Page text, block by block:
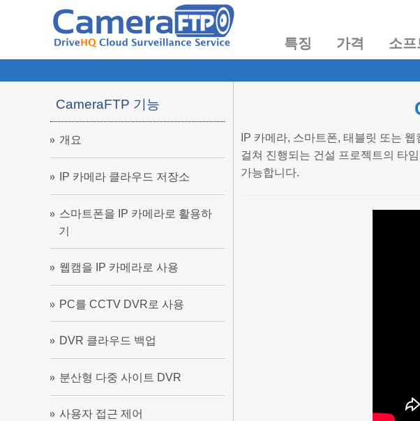
특징 가격 소프
CameraFTP 기능
개요
IP 카메라 클라우드 저장소
스마트폰을 IP 카메라로 활용하
기
웹캠을 IP 카메라로 사용
PC를 CCTV DVR로 사용
DVR 클라우드 백업
분산형 다중 사이트 DVR
사용자 접근 제어
IP 카메라, 스마트폰, 태블릿 또는
걸쳐 진행되는 건설 프로젝트의 타
가능합니다.